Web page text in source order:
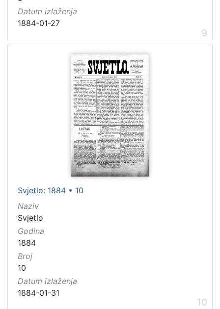
Datum izlaženja
1884-01-27
9
Svjetlo: 1884 • 10
Naziv
Svjetlo
Godina
1884
Broj
10
Datum izlaženja
1884-01-31
10